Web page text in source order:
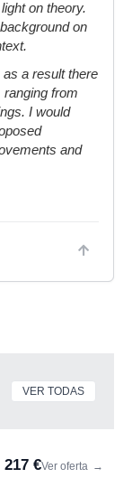
on theory.
on
a result there
from
I would
and
VER TODAS
217 €Ver oferta →